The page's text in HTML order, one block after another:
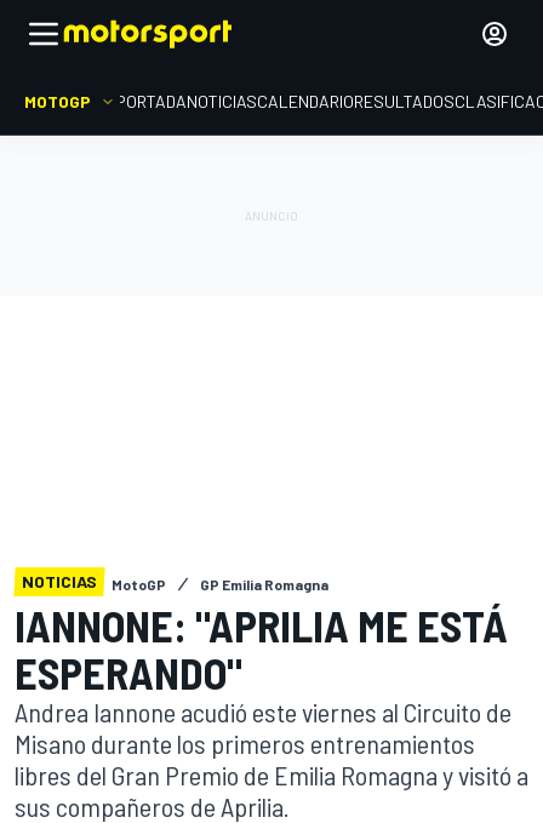
MOTOGP PORTADANOTICIASCALENDARIORESULTADOS
NOTICIAS MotoGP GP Emilia Romagna
IANNONE: "APRILIA ME ESTÁ
ESPERANDO"
Andrea Iannone acudió este viernes al Circuito de
Misano durante los primeros entrenamientos
libres del Gran Premio de Emilia Romagna y visitó a
sus compañeros de Aprilia.